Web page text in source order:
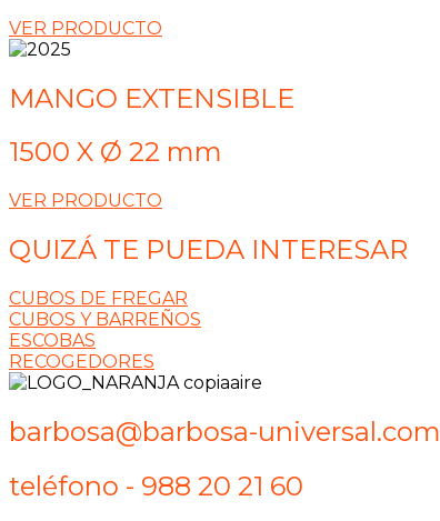
VER PRODUCTO
MANGO EXTENSIBLE
1500 X Ø 22 mm
VER PRODUCTO
QUIZÁ TE PUEDA INTERESAR
CUBOS DE FREGAR
CUBOS Y BARREÑOS
ESCOBAS
RECOGEDORES
barbosa@barbosa-universal.com
teléfono - 988 20 21 60